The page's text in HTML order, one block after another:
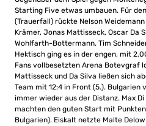
Starting Five etwas umbauen. Für
(Trauerfall) rückte Nelson
Krämer, Jonas Mattisseck, Oscar Da
Wohlfarth-Bottermann. Tim
Hektisch ging es in der engen, mit
Fans vollbesetzten Arena Botevgraf
Mattisseck und Da Silva ließen sich
Team mit 12:4 in Front (5.). Bulgarien
immer wieder aus der Distanz. Max
machten den guten Start mit
Bulgarien). Eiskalt netzte Malte